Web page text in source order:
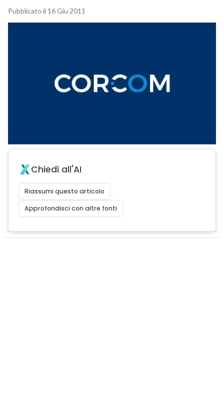
Pubblicato il 16 Giu 2011
Chiedi all'AI
Riassumi questo articolo
Approfondisci con altre fonti